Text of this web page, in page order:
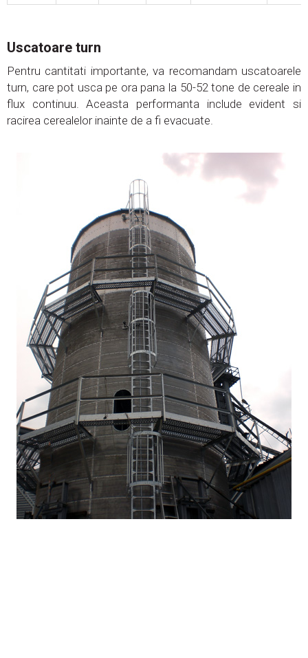
Uscatoare turn
Pentru cantitati importante, va recomandam uscatoarele
turn, care pot usca pe ora pana la 50-52 tone de cereale in
flux continuu. Aceasta performanta include evident si
racirea cerealelor inainte de a fi evacuate.